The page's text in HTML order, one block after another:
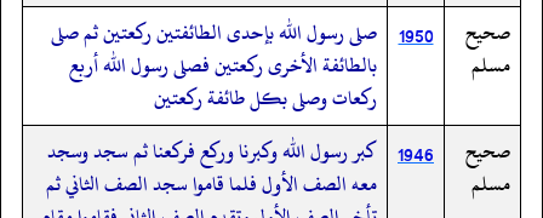
صحيح
مسلم
1950 صلى رسول الله بإحدى الطائفتين ركعتين ثم صلى
بالطائفة الأخرى ركعتين فصلى رسول الله أربع
ركعات وصلى بكل طائفة ركعتين
صحيح
مسلم
1946 كبر رسول الله وكبرنا وركع فركعنا ثم سجد وسجد
معه الصف الأول فلما قاموا سجد الصف الثاني ثم